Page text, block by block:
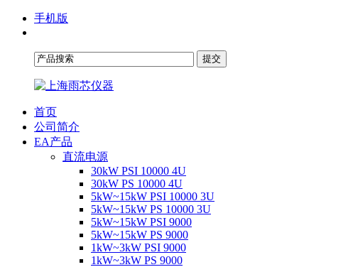
手机版
首页
公司简介
EA产品
直流电源
30kW PSI 10000 4U
30kW PS 10000 4U
5kW~15kW PSI 10000 3U
5kW~15kW PS 10000 3U
5kW~15kW PSI 9000
5kW~15kW PS 9000
1kW~3kW PSI 9000
1kW~3kW PS 9000